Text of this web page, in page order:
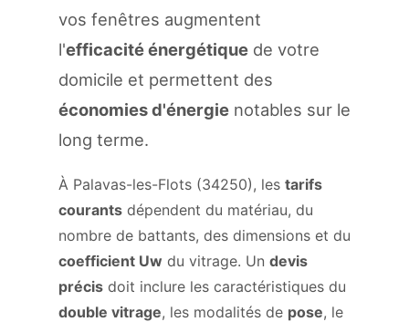
vos fenêtres augmentent
l'efficacité énergétique de votre
domicile et permettent des
économies d'énergie notables sur le
long terme.
À Palavas-les-Flots (34250), les tarifs
courants dépendent du matériau, du
nombre de battants, des dimensions et du
coefficient Uw du vitrage. Un devis
précis doit inclure les caractéristiques du
double vitrage, les modalités de pose, le